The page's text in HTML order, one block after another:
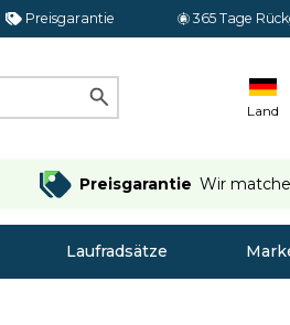
Preisgarantie 365 Tage
Land
Preisgarantie Wir
Laufradsätze